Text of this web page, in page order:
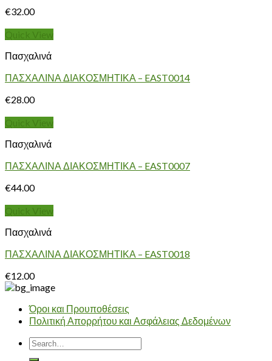
€32.00
Quick View
Πασχαλινά
ΠΑΣΧΑΛΙΝΑ ΔΙΑΚΟΣΜΗΤΙΚΑ – EAST0014
€28.00
Quick View
Πασχαλινά
ΠΑΣΧΑΛΙΝΑ ΔΙΑΚΟΣΜΗΤΙΚΑ – EAST0007
€44.00
Quick View
Πασχαλινά
ΠΑΣΧΑΛΙΝΑ ΔΙΑΚΟΣΜΗΤΙΚΑ – EAST0018
€12.00
Όροι και Προυποθέσεις
Πολιτική Απορρήτου και Ασφάλειας Δεδομένων
Search
for: